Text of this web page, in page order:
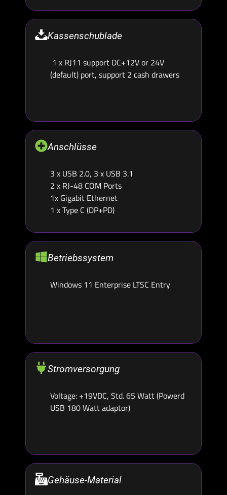
Kassenschublade
1 x RJ11 support DC+12V or 24V
(default) port, support 2 cash drawers
Anschlüsse
3 x USB 2.0, 3 x USB 3.1
2 x RJ-48 COM Ports
1x Gigabit Ethernet
1 x Type C (DP+PD)
Betriebssystem
Windows 11 Enterprise LTSC Entry
Stromversorgung
Voltage: +19VDC, Std. 65 Watt (Powerd
USB 180 Watt adaptor)
Gehäuse-Material